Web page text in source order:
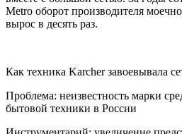
Metro оборот производителя
вырос в десять раз.
Как техника Karcher завоевывала
Проблема: неизвестность марки
бытовой техники в России